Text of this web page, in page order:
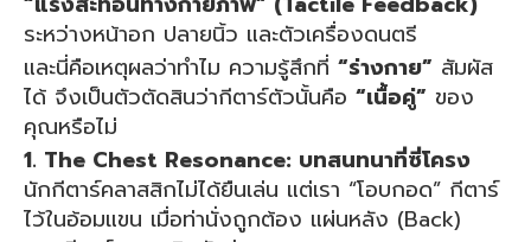
ระหว่างหน้าอก ปลายนิ้ว และตัวเครื่องดนตรี
และนี่คือเหตุผลว่าทำไม ความรู้สึกที่ “ร่างกาย” สัมผัส
ได้ จึงเป็นตัวตัดสินว่ากีตาร์ตัวนั้นคือ “เนื้อคู่” ของ
คุณหรือไม่
1. The Chest Resonance: บทสนทนาที่ซี่โครง
นักกีตาร์คลาสสิกไม่ได้ยืนเล่น แต่เรา “โอบกอด” กีตาร์
ไว้ในอ้อมแขน เมื่อท่านั่งถูกต้อง แผ่นหลัง (Back)